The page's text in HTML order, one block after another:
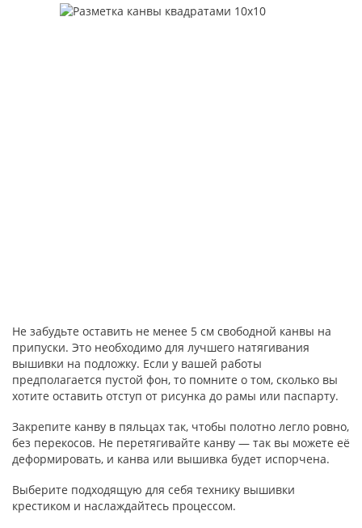
Не забудьте оставить не менее 5 см свободной канвы на
припуски. Это необходимо для лучшего натягивания
вышивки на подложку. Если у вашей работы
предполагается пустой фон, то помните о том, сколько вы
хотите оставить отступ от рисунка до рамы или паспарту.
Закрепите канву в пяльцах так, чтобы полотно легло ровно,
без перекосов. Не перетягивайте канву — так вы можете её
деформировать, и канва или вышивка будет испорчена.
Выберите подходящую для себя технику вышивки
крестиком и наслаждайтесь процессом.